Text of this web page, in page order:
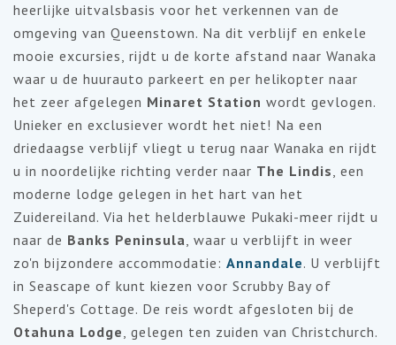
heerlijke uitvalsbasis voor het verkennen van de
omgeving van Queenstown. Na dit verblijf en enkele
mooie excursies, rijdt u de korte afstand naar Wanaka
waar u de huurauto parkeert en per helikopter naar
het zeer afgelegen Minaret Station wordt gevlogen.
Unieker en exclusiever wordt het niet! Na een
driedaagse verblijf vliegt u terug naar Wanaka en rijdt
u in noordelijke richting verder naar The Lindis, een
moderne lodge gelegen in het hart van het
Zuidereiland. Via het helderblauwe Pukaki-meer rijdt u
naar de Banks Peninsula, waar u verblijft in weer
zo'n bijzondere accommodatie: Annandale. U verblijft
in Seascape of kunt kiezen voor Scrubby Bay of
Sheperd's Cottage. De reis wordt afgesloten bij de
Otahuna Lodge, gelegen ten zuiden van Christchurch.